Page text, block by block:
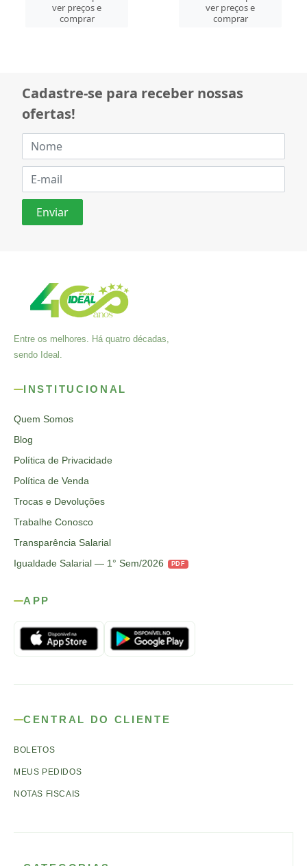
ver preços e
comprar
ver preços e
comprar
Cadastre-se para receber nossas
ofertas!
Entre os melhores. Há quatro décadas,
sendo Ideal.
INSTITUCIONAL
Quem Somos
Blog
Política de Privacidade
Política de Venda
Trocas e Devoluções
Trabalhe Conosco
Transparência Salarial
Igualdade Salarial — 1° Sem/2026
PDF
APP
CENTRAL DO CLIENTE
BOLETOS
MEUS PEDIDOS
NOTAS FISCAIS